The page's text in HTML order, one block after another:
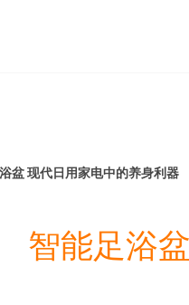
盆 现代日用家电中的养身利器
智能足浴